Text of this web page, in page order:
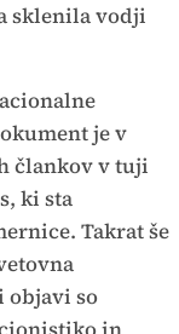
sklenila vodji
je v
člankov v tuji
ki sta
Takrat še
objavi so